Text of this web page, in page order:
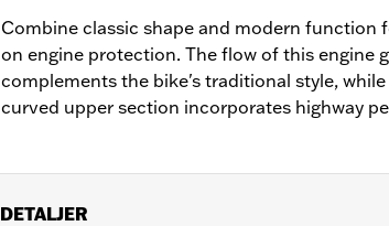
Combine classic shape and modern function
on engine protection. The flow of this engine
complements the bike's traditional style,
curved upper section incorporates highway
DETALJER